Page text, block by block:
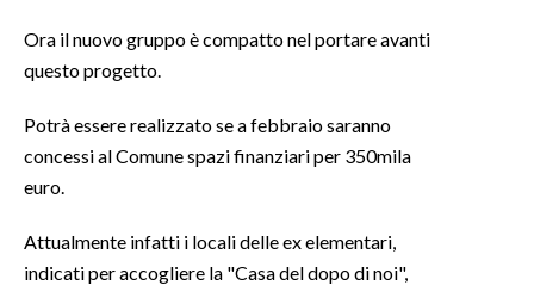
INFO AZIENDE
ANNUNCI
NECROLOGI
Ora il nuovo gruppo è compatto nel portare avanti
questo progetto.
Potrà essere realizzato se a febbraio saranno
concessi al Comune spazi finanziari per 350mila
euro.
Attualmente infatti i locali delle ex elementari,
indicati per accogliere la "Casa del dopo di noi",